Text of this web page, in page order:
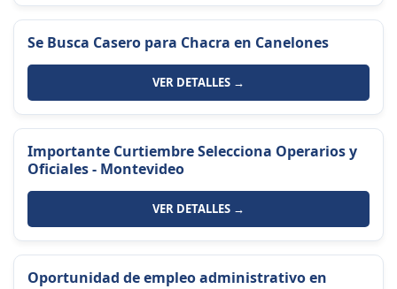
Se Busca Casero para Chacra en Canelones
VER DETALLES →
Importante Curtiembre Selecciona Operarios y
Oficiales - Montevideo
VER DETALLES →
Oportunidad de empleo administrativo en